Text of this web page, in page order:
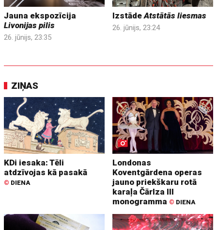
Jauna ekspozīcija
Livonijas pilis
26. jūnijs, 23:35
IzstādeAtstātās liesmas
26. jūnijs, 23:24
ZIŅAS
KDi iesaka: Tēli
atdzīvojas kā pasakā
© DIENA
Londonas
Koventgārdena operas
jauno priekškaru rotā
karaļa Čārlza III
monogramma © DIENA